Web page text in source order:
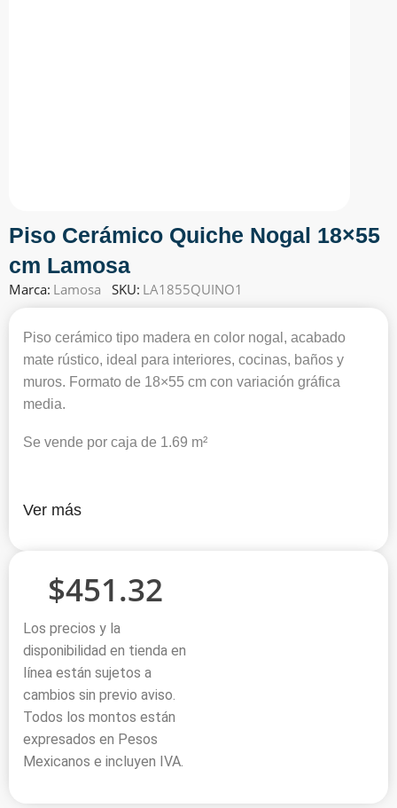
Piso Cerámico Quiche Nogal 18×55
cm Lamosa
Marca: Lamosa SKU: LA1855QUINO1
Piso cerámico tipo madera en color nogal, acabado
mate rústico, ideal para interiores, cocinas, baños y
muros. Formato de 18×55 cm con variación gráfica
media.
Se vende por caja de 1.69 m²
Ver más
$451.32
Los precios y la
disponibilidad en tienda en
línea están sujetos a
cambios sin previo aviso.
Todos los montos están
expresados en Pesos
Mexicanos e incluyen IVA.